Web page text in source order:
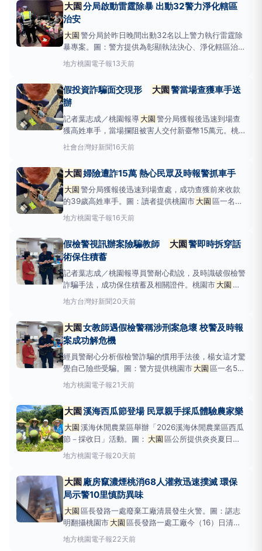
周邊道路執行交通疏導及治安維護勤務外，也設置機動
派出所提供
大園分局啟動雷霆除暴 出動32警力淨化轄區
治安
大園警分局於昨日晚間出動32名以上警力執行雷霆除
暴專案。圖：警方提供為彰顯執法決心、淨化轄區治安
及有效遏止違法作為，桃園市
晚間出動32名以上警力執行雷霆除暴專案，桃園市警
勵值勤同仁臨檢時務必提
地方桃園電子報13天前
假投資詐騙面交現形 大園警當場查獲車手送
辦
記者葉志成／桃園報導大園警分局獲報後迅速到場查
獲高姓車手，當場攔阻被害人交付新臺幣15萬元。桃
園市
大園
區64歲盧姓女子於20日17時許遭詐騙集團以
「假投資」手法詐騙，正準備與車手交付款項，所幸熱
速到場查處，成功查獲前來收款的39歲高姓車手，當
場攔阻被
社會台灣好新聞16天前
大園婦險遭詐15萬 熱心民眾及時報警抓車手
大園警分局獲報後迅速到場查處，成功查獲前來收款
的39歲高姓車手。圖：讀者提供桃園市大園區一名64
歲盧姓女子於20日傍晚17時許遭詐騙集團以「假投
資」手法詐騙，正準備與車手交付款項，所幸熱心民眾
查處，成功查獲前來收款的
地方桃園電子報16天前
假檢警視訊辦案險騙教師 大園警即時拆穿話
術保住積蓄
記者葉志成／桃園報導員警耐心勸說，及時識破假檢警
詐騙手法，成功保住積蓄及相關證件。桃園市大園 區
一名56歲楊姓女教師，日前接獲詐騙集團假冒郵局及
警方來電，以涉及刑案為由要求配合視訊辦案，所幸校
說，及時識破假檢警詐騙手法，成功保住積蓄及相關證
件。大園警分
地方台灣好新聞20天前
大園女教師遇假檢警稱涉刑案急壞 校警及時報
案成功解危機
經員警耐心分析假檢警詐騙的慣用手法後，楊女這才驚
覺自己險些受騙。圖：警方提供桃園市大園區一名56
歲楊姓女教師，日前接獲詐騙集團假冒郵局及警方來
電，以涉及刑案為由要求配合視訊辦案，所幸校園警衛
識破假檢警詐騙手法，成功
地方桃園電子報21天前
大園溪海西瓜節登場 民眾親手採瓜體驗農家樂
大園溪海休閒農業區舉辦「2026溪海休閒農業區西瓜
節－採收日」活動。圖： 大園區公所提供炎炎夏日正
是品嘗西瓜的最佳時節，
業發展協會，於今(18)日上午9時在溪海休閒農業區舉
府副秘書長賴淑華熱
地方桃園電子報20天前
大園廠房竄濃煙桃消68人灌救迅速撲滅 環保
局示警10里慎防異味
大園區長發路一處廢棄工廠清晨發生火警。圖：諶志
明翻攝桃園市大園區長發路一處工廠今（16）日清晨
發生火警，消防局於凌晨4時15分接獲報案，指現場三
樓冒出大量黑煙。消防人員抵達後確認為一棟四層樓鐵
地方桃園電子報22天前